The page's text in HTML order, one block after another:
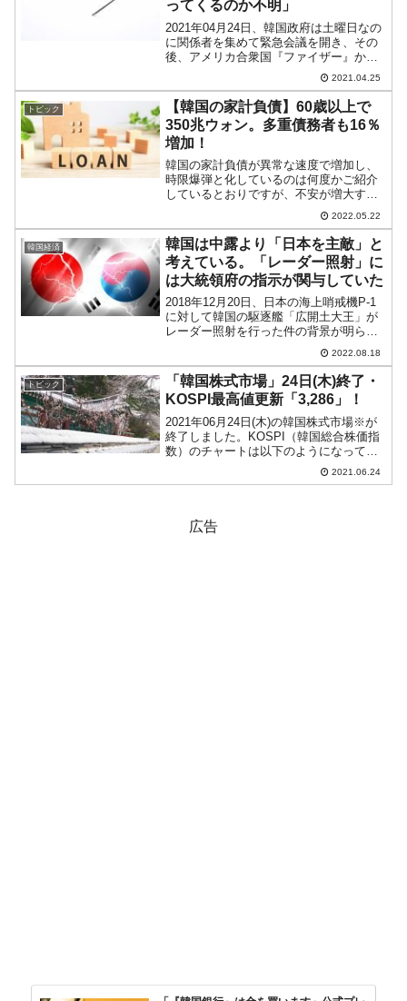
ってくるのか不明」
2021年04月24日、韓国政府は土曜日なの
に関係者を集めて緊急会議を開き、その
後、アメリカ合衆国『ファイザー』から
新たに2,000万Shot分のコロナワクチンの
供給を受ける契約を結んだとしました。
先にご紹介したとおり、「韓米ワクチン
スワッ...
2021.04.25
トピック
【韓国の家計負債】60歳以上で
350兆ウォン。多重債務者も16％
増加！
韓国の家計負債が異常な速度で増加し、
時限爆弾と化しているのは何度かご紹介
しているとおりですが、不安が増大する
データが韓国メディアに出ました。2022
年03月末規準で、韓国の全年齢家計貸し
出し総額は「1,869兆1,950億ウォン」で
す。これ...
2022.05.22
韓国経済
韓国は中露より「日本を主敵」と
考えている。「レーダー照射」に
は大統領府の指示が関与していた
2018年12月20日、日本の海上哨戒機P-1
に対して韓国の駆逐艦「広開土大王」が
レーダー照射を行った件の背景が明らか
になりました。この事件の後、2019年01
月08日、韓国の国防部は「友好国の軍用
機が威嚇飛行をした場合のマニュアルを
具体的...
2022.08.18
トピック
「韓国株式市場」24日(木)終了・
KOSPI最高値更新「3,286」！
2021年06月24日(木)の韓国株式市場※が
終了しました。KOSPI（韓国総合株価指
数）のチャートは以下のようになってい
ます（チャートは『Investing.com』より
引用：以下同）。KOSPIはさらに上昇し
2021.06.24
広告